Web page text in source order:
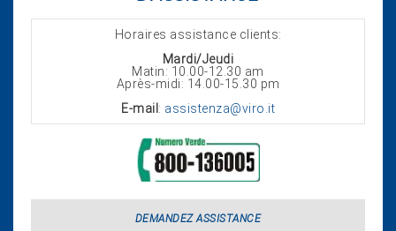
Horaires assistance clients:
Mardi/Jeudi
Matin: 10.00-12.30 am
Après-midi: 14.00-15.30 pm
E-mail : assistenza@viro.it
DEMANDEZ ASSISTANCE